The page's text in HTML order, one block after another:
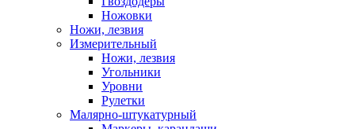
Ножовки
Ножи, лезвия
Измерительный
Ножи, лезвия
Угольники
Уровни
Рулетки
Малярно-штукатурный